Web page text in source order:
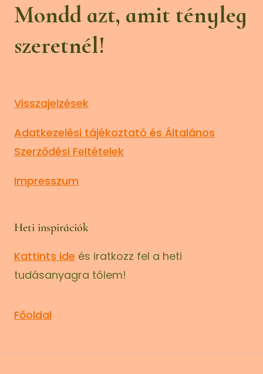
Mondd azt, amit tényleg
szeretnél!
Visszajelzések
Adatkezelési tájékoztató és Általános
Szerződési Feltételek
Impresszum
Heti inspirációk
Kattints ide és iratkozz fel a heti
tudásanyagra tőlem!
Főoldal